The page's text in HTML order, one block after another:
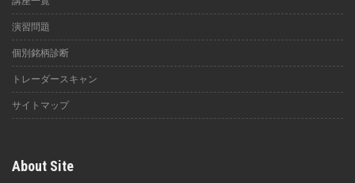
演習問題
個別銘柄診断
トレーダースキャン
サイトマップ
About Site